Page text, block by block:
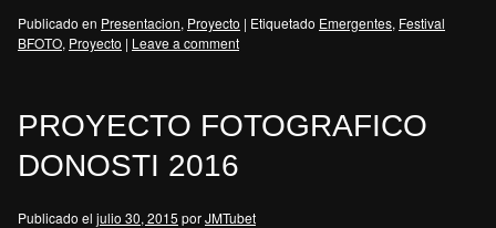
Publicado en Presentacion, Proyecto | Etiquetado Emergentes, Festival
BFOTO, Proyecto | Leave a comment
PROYECTO FOTOGRAFICO
DONOSTI 2016
Publicado el julio 30, 2015 porJMTubet